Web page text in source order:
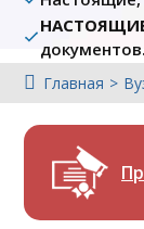
документов.
Главная